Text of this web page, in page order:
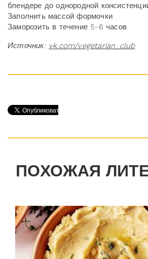
блендере до однородной
Заполнить массой формочки.
Заморозить в течение 5-6 часов.
Источник: vk.com/vegetarian_club
ПОХОЖАЯ